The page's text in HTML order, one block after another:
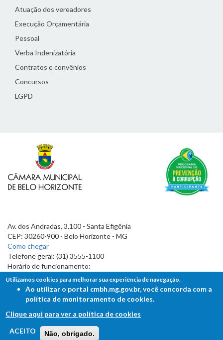
Atuação dos vereadores
Execução Orçamentária
Pessoal
Verba Indenizatória
Contratos e convênios
Concursos
LGPD
Av. dos Andradas, 3.100 - Santa Efigênia
CEP: 30260-900 - Belo Horizonte - MG
Como chegar
Telefone geral: (31) 3555-1100
Horário de funcionamento:
7h às 19h
FALE COM A CÂMARA
Ouvidoria - Lei de Acesso à Informação
Utilizamos cookies para melhorar sua experiência de navegação.
Ao utilizar o portal cmbh.mg.gov.br, você concorda com a
política de monitoramento de cookies.
Clique aqui para ver a política de cookies
ACEITO
Não, obrigado.